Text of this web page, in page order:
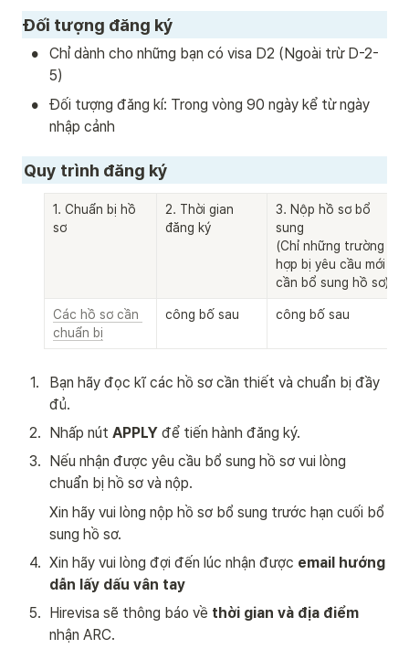
Đối tượng đăng ký
•
Chỉ dành cho những bạn có visa D2 (Ngoài trừ D-2-
5)
•
Đối tượng đăng kí: Trong vòng 90 ngày kể từ ngày
nhập cảnh
Quy trình đăng ký
1. Chuẩn bị hồ
sơ
2. Thời gian
đăng ký
3. Nộp hồ sơ bổ
sung
(Chỉ những trường
hợp bị yêu cầu mới
cần bổ sung hồ sơ)
Các hồ sơ cần
chuẩn bị
công bố sau công bố sau
1.
Bạn hãy đọc kĩ các hồ sơ cần thiết và chuẩn bị đầy
đủ.
2. Nhấp nút APPLY để tiến hành đăng ký.
3.
Nếu nhận được yêu cầu bổ sung hồ sơ vui lòng
chuẩn bị hồ sơ và nộp.
Xin hãy vui lòng nộp hồ sơ bổ sung trước hạn cuối bổ
sung hồ sơ.
4. Xin hãy vui lòng đợi đến lúc nhận được email hướng
dẫn lấy dấu vân tay
5. Hirevisa sẽ thông báo về thời gian và địa điểm
nhận ARC.